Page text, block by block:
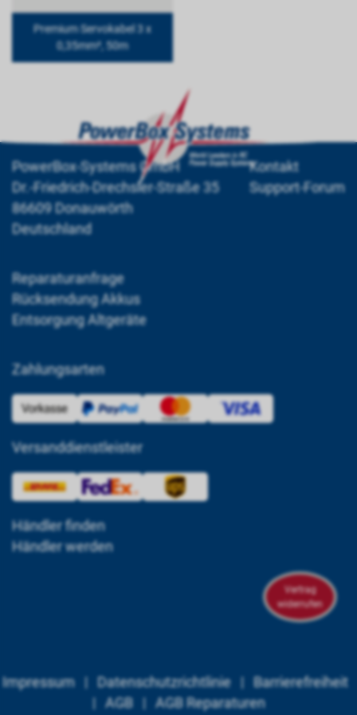
Premium Servokabel 3 x
0,35mm², 50m
PowerBox-Systems GmbH
Dr.-Friedrich-Drechsler-Straße 35
86609 Donauwörth
Deutschland
Kontakt
Support-Forum
Reparaturanfrage
Rücksendung Akkus
Entsorgung Altgeräte
Zahlungsarten
Versanddienstleister
Händler finden
Händler werden
Vertrag
widerrufen
Impressum| Datenschutzrichtlinie| Barrierefreiheit
|AGB|AGB Reparaturen